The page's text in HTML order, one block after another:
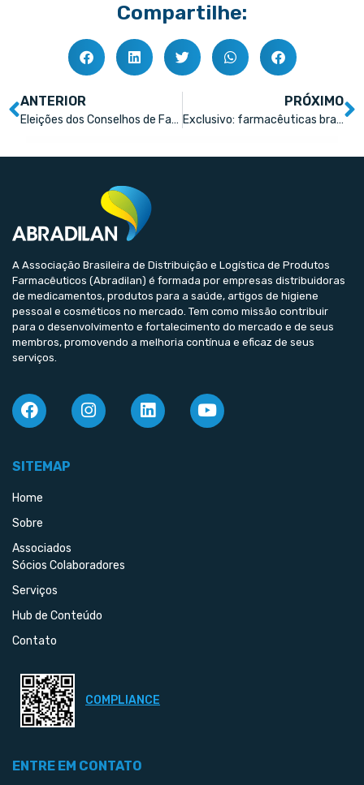
Compartilhe:
ANTERIOR
Eleições dos Conselhos de Farmácia acontecem em novembro
PRÓXIMO
Exclusivo: farmacêuticas brasileiras esperam crescer 11,5%
A Associação Brasileira de Distribuição e Logística de Produtos
Farmacêuticos (Abradilan) é formada por empresas distribuidoras
de medicamentos, produtos para a saúde, artigos de higiene
pessoal e cosméticos no mercado. Tem como missão contribuir
para o desenvolvimento e fortalecimento do mercado e de seus
membros, promovendo a melhoria contínua e eficaz de seus
serviços.
SITEMAP
Home
Sobre
Associados
Sócios Colaboradores
Serviços
Hub de Conteúdo
Contato
COMPLIANCE
ENTRE EM CONTATO